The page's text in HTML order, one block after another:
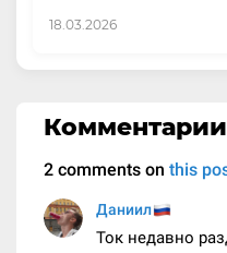
18.03.2026
Комментарии